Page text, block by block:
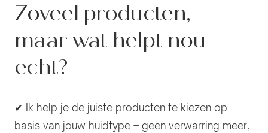
Zoveel producten,
maar wat helpt nou
echt?
✔ Ik help je de juiste producten te kiezen op
basis van jouw huidtype – geen verwarring meer,